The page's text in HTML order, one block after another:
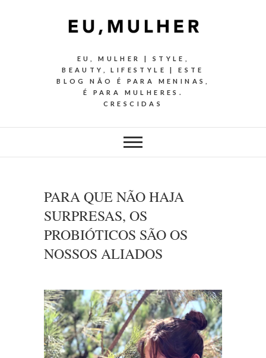
EU, MULHER | STYLE,
BEAUTY, LIFESTYLE | ESTE
BLOG NÃO É PARA MENINAS,
É PARA MULHERES.
CRESCIDAS
PARA QUE NÃO HAJA
SURPRESAS, OS
PROBIÓTICOS SÃO OS
NOSSOS ALIADOS